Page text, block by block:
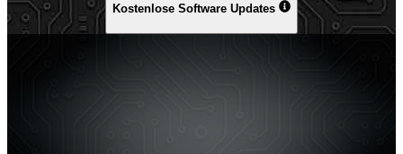
Kostenlose Software Updates